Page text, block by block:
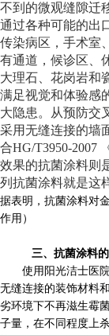
不到的微观缝隙迁
通过各种可能的出
传染病区，手术室
有通道，候诊区、
大理石、花岗岩和
满足视觉和体验感
大隐患。从预防交
采用无缝连接的墙
合HG/T3950-2007
效果的抗菌涂料则
列抗菌涂料就是这
据表明，抗菌涂料对
作用）
三、抗菌涂料
使用阳光洁士医
无缝连接的装饰材料
劣环境下不再滋生霉
子量，在不同程度上